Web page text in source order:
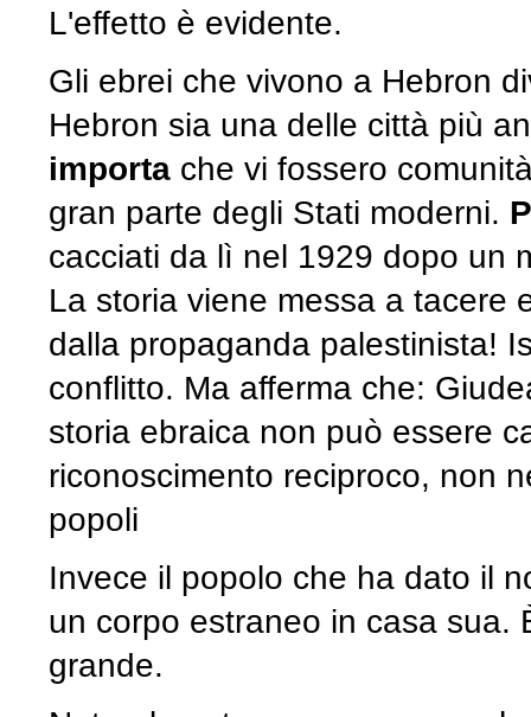
L'effetto è evidente.
Gli ebrei che vivono a Hebron
Hebron sia una delle città più
importa che vi fossero
gran parte degli Stati moderni.
cacciati da lì nel 1929 dopo un
La storia viene messa a tacere
dalla propaganda palestinista!
conflitto. Ma afferma che:
storia ebraica non può essere
riconoscimento reciproco, non
popoli
Invece il popolo che ha dato il
un corpo estraneo in casa sua.
grande.